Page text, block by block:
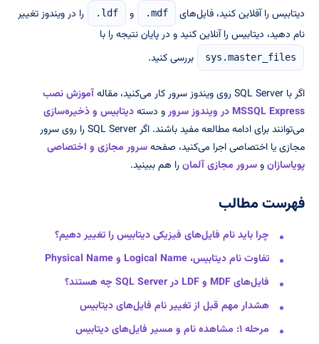
دیتابیس را آفلاین کنید، فایل‌های
.mdf و .ldf
را در ویندوز تغییر
نام دهید، دیتابیس را آنلاین کنید و در پایان نتیجه را با
sys.master_files بررسی کنید.
اگر با SQL Server روی ویندوز سرور کار می‌کنید، مقاله
آموزش نصب
MSSQL Express در ویندوز سرور
و دستهدیتابیس و ذخیره‌سازی
می‌توانند برای ادامه مطالعه مفید باشند. اگر SQL Server را روی سرور
مجازی یا اختصاصی اجرا می‌کنید، صفحهسرور مجازی و اختصاصی
پویاسازانوسرور مجازی آلمان را هم ببینید.
فهرست مطالب
چرا باید نام فایل‌های فیزیکی دیتابیس را تغییر دهیم؟
تفاوت نام دیتابیس، Logical Name و Physical Name
فایل‌های MDF و LDF در SQL Server چه هستند؟
هشدار مهم قبل از تغییر نام فایل‌های دیتابیس
مرحله ۱: مشاهده نام و مسیر فایل‌های دیتابیس